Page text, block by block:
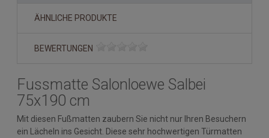
ÄHNLICHE PRODUKTE
BEWERTUNGEN
Fussmatte Salonloewe Salbei
75x190 cm
Mit diesen Fußmatten zaubern Sie nicht nur Ihren Besuchern
ein Lächeln ins Gesicht. Diese sehr hochwertigen Türmatten